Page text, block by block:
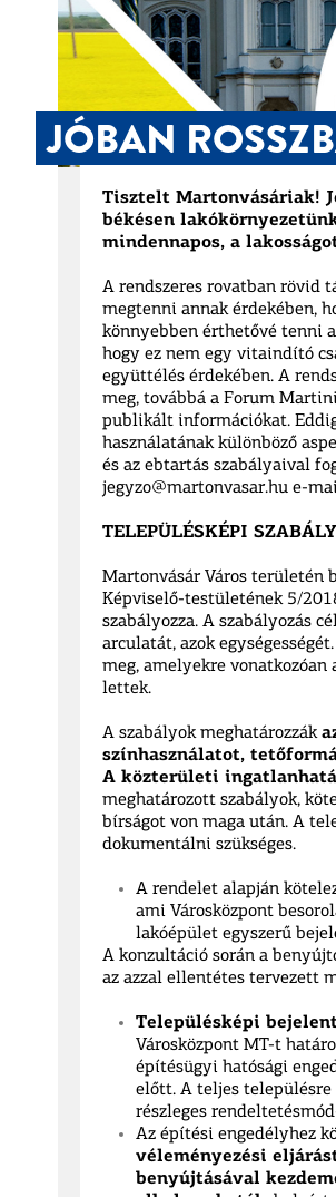
JÓBAN
Tisztelt Martonvásáriak!
békésen
mindennapos, a
A rendszeres rovatban rövid
megtenni annak érdekében,
könnyebben érthetővé tenni
hogy ez nem egy vitaindító
együttélés érdekében. A
meg, továbbá a Forum
publikált információkat.
használatának különböző
és az ebtartás szabályaival
jegyzo@martonvasar.hu e-
TELEPÜLÉSKÉPI
Martonvásár Város területén
Képviselő-testületének 5/
szabályozza. A szabályozás
arculatát, azok
meg, amelyekre
lettek.
A szabályok meghatározzák
színhasználatot,
A közterületi
meghatározott szabályok,
bírságot von maga után. A
dokumentálni szükséges.
A rendelet alapján
ami Városközpont
lakóépület egyszerű
A konzultáció során a
az azzal ellentétes tervezett
Településképi
Városközpont MT-t
építésügyi hatósági
előtt. A teljes településre
részleges
Az építési engedélyhez
véleményezési
benyújtásával